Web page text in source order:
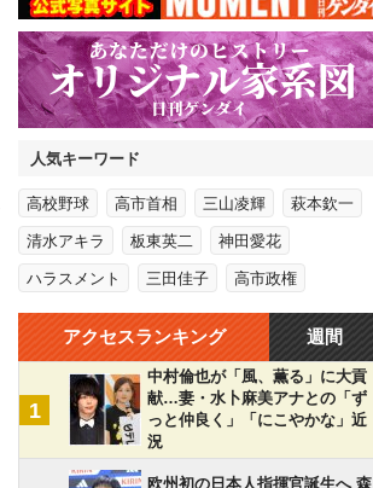
人気キーワード
高校野球 高市首相 三山凌輝 萩本欽一
清水アキラ 板東英二 神田愛花
ハラスメント 三田佳子 高市政権
アクセスランキング 週間
1
中村倫也が「風、薫る」に大貢
献…妻・水卜麻美アナとの「ず
っと仲良く」「にこやかな」近
況
欧州初の日本人指揮官誕生へ 森